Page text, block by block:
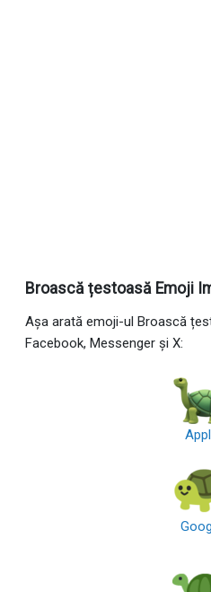
Broască țestoasă Emoji
Așa arată emoji-ul Broască
Facebook, Messenger și X: